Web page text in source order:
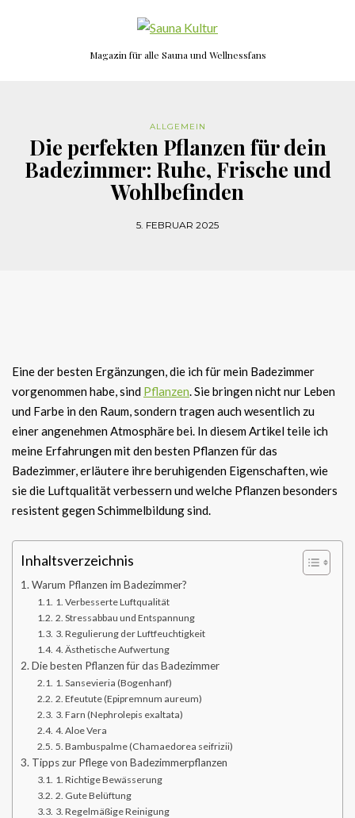
Magazin für alle Sauna und Wellnessfans
ALLGEMEIN
Die perfekten Pflanzen für dein
Badezimmer: Ruhe, Frische und
Wohlbefinden
5. FEBRUAR 2025
Eine der besten Ergänzungen, die ich für mein Badezimmer
vorgenommen habe, sind Pflanzen. Sie bringen nicht nur Leben
und Farbe in den Raum, sondern tragen auch wesentlich zu
einer angenehmen Atmosphäre bei. In diesem Artikel teile ich
meine Erfahrungen mit den besten Pflanzen für das
Badezimmer, erläutere ihre beruhigenden Eigenschaften, wie
sie die Luftqualität verbessern und welche Pflanzen besonders
resistent gegen Schimmelbildung sind.
Inhaltsverzeichnis
Warum Pflanzen im Badezimmer?
1. Verbesserte Luftqualität
2. Stressabbau und Entspannung
3. Regulierung der Luftfeuchtigkeit
4. Ästhetische Aufwertung
Die besten Pflanzen für das Badezimmer
1. Sansevieria (Bogenhanf)
2. Efeutute (Epipremnum aureum)
3. Farn (Nephrolepis exaltata)
4. Aloe Vera
5. Bambuspalme (Chamaedorea seifrizii)
Tipps zur Pflege von Badezimmerpflanzen
1. Richtige Bewässerung
2. Gute Belüftung
3. Regelmäßige Reinigung